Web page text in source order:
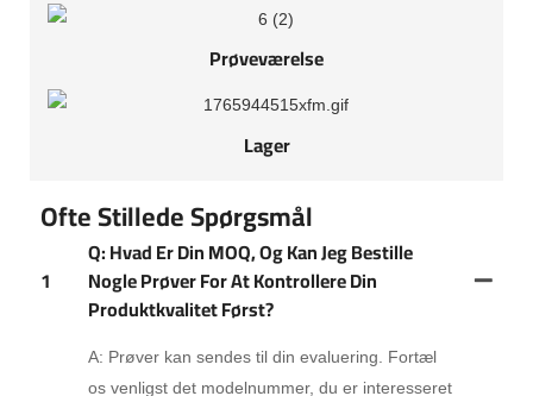
Prøveværelse
Lager
Ofte Stillede Spørgsmål
1
Q: Hvad Er Din MOQ, Og Kan Jeg Bestille
Nogle Prøver For At Kontrollere Din
Produktkvalitet Først?
A: Prøver kan sendes til din evaluering. Fortæl
os venligst det modelnummer, du er interesseret